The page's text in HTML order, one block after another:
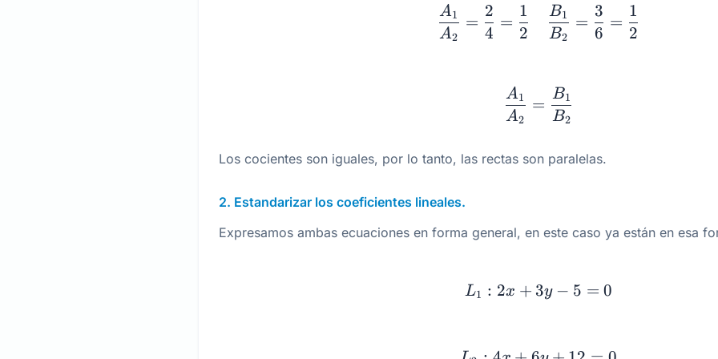
\dfrac{A_1}{A_2} =
A2
A1 =
4
2
=
2
1
B2
B1 =
6
3
=
2
1
\dfrac{A_1}{A_2} =
A2
A1 =
B2
B1
Los cocientes son iguales, por lo tanto, las rectas son paralelas.
2. Estandarizar los coeficientes lineales.
Expresamos ambas ecuaciones en forma general, en este caso ya están en esa
L_1: 2x+ 3y- 5 = 0
L1 : 2x + 3y − 5 = 0
L_2: 4x+ 6y+ 12 = 0